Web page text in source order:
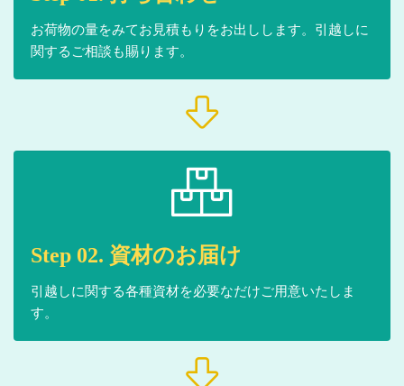
お荷物の量をみてお見積もりをお出しします。引越しに
関するご相談も賜ります。
Step 02. 資材のお届け
引越しに関する各種資材を必要なだけご用意いたしま
す。